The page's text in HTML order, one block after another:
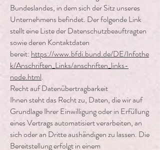
Bundeslandes, in dem sich der Sitz unseres
Unternehmens befindet. Der folgende Link
stellt eine Liste der Datenschutzbeauftragten
sowie deren Kontaktdaten
bereit: https://www.bfdi.bund.de/DE/Infothe
k/Anschriften_Links/anschriften_links-
node.html.
Recht auf Datenübertragbarkeit
Ihnen steht das Recht zu, Daten, die wir auf
Grundlage Ihrer Einwilligung oder in Erfüllung
eines Vertrags automatisiert verarbeiten, an
sich oder an Dritte aushändigen zu lassen. Die
Bereitstellung erfolgt in einem